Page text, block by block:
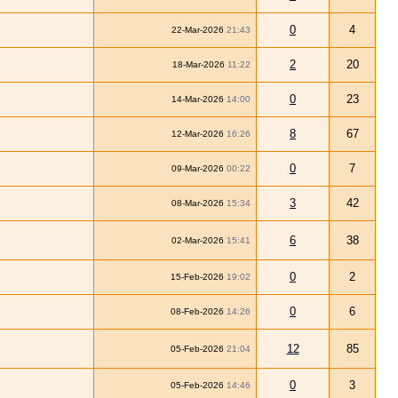
22-Mar-2026 21:43 0 4
18-Mar-2026 11:22 2 20
14-Mar-2026 14:00 0 23
12-Mar-2026 16:26 8 67
09-Mar-2026 00:22 0 7
08-Mar-2026 15:34 3 42
02-Mar-2026 15:41 6 38
15-Feb-2026 19:02 0 2
08-Feb-2026 14:26 0 6
05-Feb-2026 21:04 12 85
05-Feb-2026 14:46 0 3